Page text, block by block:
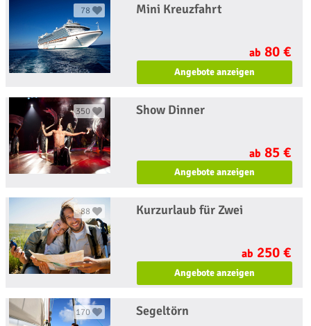
78 Mini Kreuzfahrt
ab 80 €
Angebote anzeigen
350 Show Dinner
ab 85 €
Angebote anzeigen
88 Kurzurlaub für Zwei
ab 250 €
Angebote anzeigen
170 Segeltörn